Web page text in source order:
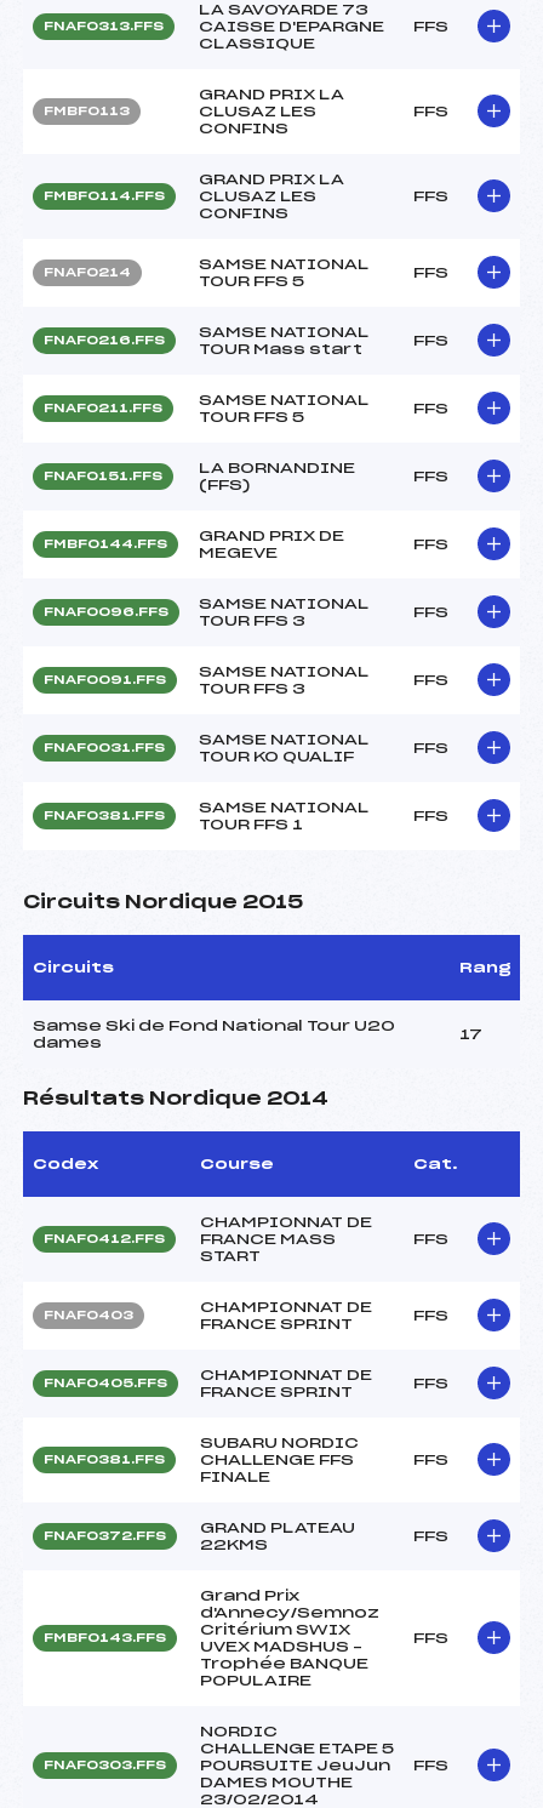
FNAF0313.FFS
LA SAVOYARDE 73
CAISSE D'EPARGNE
CLASSIQUE
FFS
FMBF0113
GRAND PRIX LA
CLUSAZ LES
CONFINS
FFS
FMBF0114.FFS
GRAND PRIX LA
CLUSAZ LES
CONFINS
FFS
FNAF0214
SAMSE NATIONAL
TOUR FFS 5
FFS
FNAF0216.FFS
SAMSE NATIONAL
TOUR Mass start
FFS
FNAF0211.FFS
SAMSE NATIONAL
TOUR FFS 5
FFS
FNAF0151.FFS
LA BORNANDINE
(FFS)
FFS
FMBF0144.FFS
GRAND PRIX DE
MEGEVE
FFS
FNAF0096.FFS
SAMSE NATIONAL
TOUR FFS 3
FFS
FNAF0091.FFS
SAMSE NATIONAL
TOUR FFS 3
FFS
FNAF0031.FFS
SAMSE NATIONAL
TOUR KO QUALIF
FFS
FNAF0381.FFS
SAMSE NATIONAL
TOUR FFS 1
FFS
Circuits Nordique 2015
Circuits Rang
Samse Ski de Fond National Tour U20
dames
17
Résultats Nordique 2014
Codex Course Cat.
FNAF0412.FFS
CHAMPIONNAT DE
FRANCE MASS
START
FFS
FNAF0403
CHAMPIONNAT DE
FRANCE SPRINT
FFS
FNAF0405.FFS
CHAMPIONNAT DE
FRANCE SPRINT
FFS
FNAF0381.FFS
SUBARU NORDIC
CHALLENGE FFS
FINALE
FFS
FNAF0372.FFS
GRAND PLATEAU
22KMS
FFS
FMBF0143.FFS
Grand Prix
d'Annecy/Semnoz
Critérium SWIX
UVEX MADSHUS –
Trophée BANQUE
POPULAIRE
FFS
FNAF0303.FFS
NORDIC
CHALLENGE ETAPE 5
POURSUITE JeuJun
DAMES MOUTHE
23/02/2014
FFS